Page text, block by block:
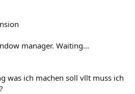
manager. Waiting...
was ich machen soll vllt muss ich